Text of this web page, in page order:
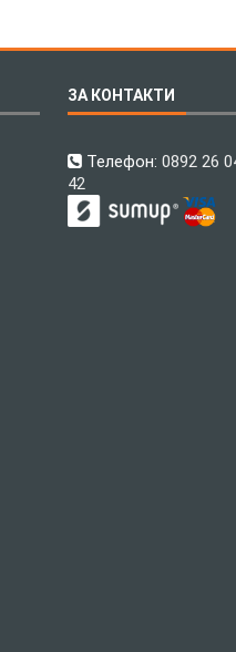
ЗА КОНТАКТИ
Телефон: 0892 26
42